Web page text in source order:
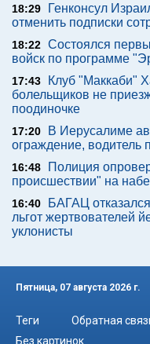
18:29
Генконсул
отменить подписки
18:22 Состоялся
войск по программе
17:43
Клуб "Маккаби"
болельщиков не
поодиночке
17:20
В Иерусалиме
ограждение, водитель
16:48
Полиция
происшествии" на
16:40
БАГАЦ
льгот жертвователей
уклонисты
Пятница, 07 августа 2026 г.
Теги Обратная
Без картинок